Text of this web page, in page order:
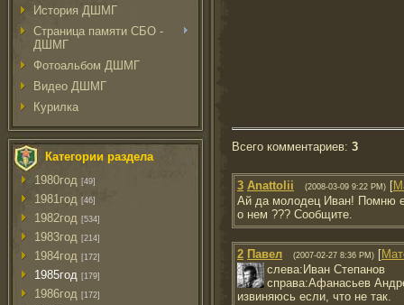
История ДШМГ
Страница памяти СБО -
ДШМГ
Фотоальбом ДШМГ
Видео ДШМГ
Курилка
Категории раздела
1980год [49]
1981год [46]
1982год [534]
1983год [214]
1984год [172]
1985год [179]
1986год [172]
Всего комментариев: 3
3 Anattolii (2008-03-09 9:22 PM) [
Ай да молодец Иван! Помню
о нем ??? Сообщите.
2 Павел (2007-02-27 8:36 PM) [
слева:Иван Степанов
справа:Афанасьев
извиняюсь если, что не так.